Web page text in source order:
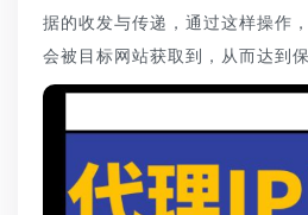
据的收发与传递，通过这样操作
会被目标网站获取到，从而达到